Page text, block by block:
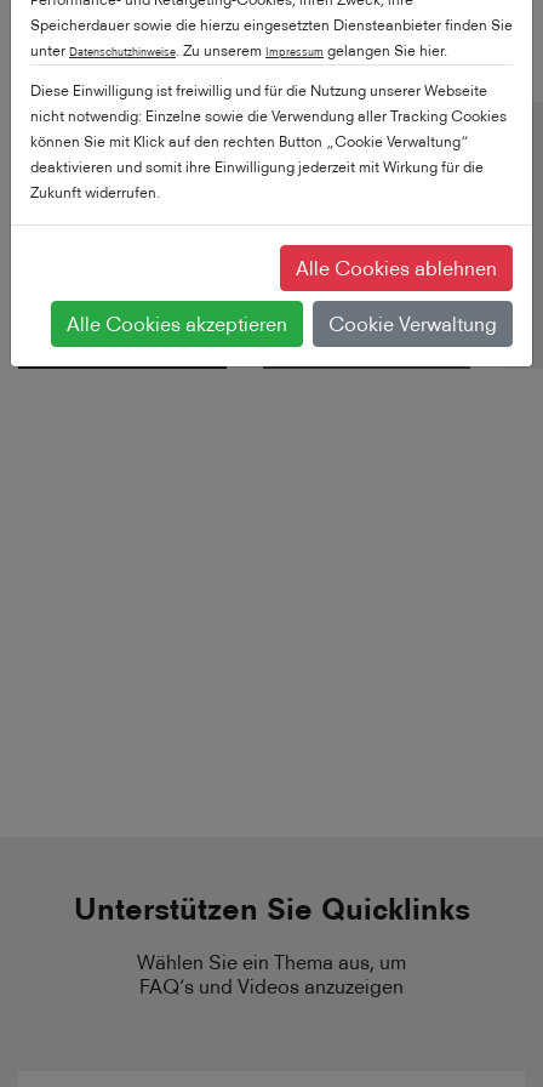
Wählen Sie Ihren Produkttyp
Premium QLED
Unterstützen Sie Quicklinks
Wählen Sie ein Thema aus, um
FAQ‘s und Videos anzuzeigen
Speicherdauer sowie die hierzu eingesetzten Diensteanbieter finden Sie
unter Datenschutzhinweise. Zu unserem Impressum gelangen Sie hier.
Diese Einwilligung ist freiwillig und für die Nutzung unserer Webseite
nicht notwendig: Einzelne sowie die Verwendung aller Tracking Cookies
können Sie mit Klick auf den rechten Button „Cookie Verwaltung“
deaktivieren und somit ihre Einwilligung jederzeit mit Wirkung für die
Zukunft widerrufen.
Alle Cookies ablehnen
Alle Cookies akzeptieren Cookie Verwaltung